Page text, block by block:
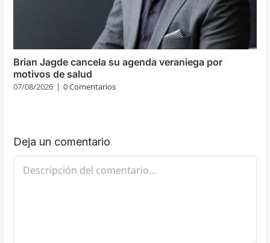
Brian Jagde cancela su agenda veraniega por
motivos de salud
07/08/2026 | 0 Comentarios
Deja un comentario
Comentario